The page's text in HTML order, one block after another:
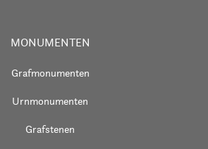
MONUMENTEN
Grafmonumenten
Urnmonumenten
Grafstenen